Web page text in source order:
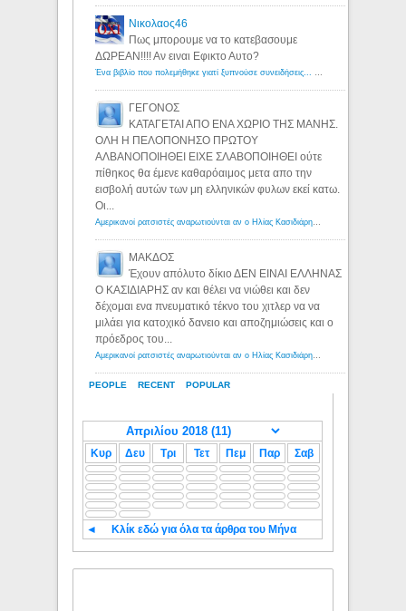
PEOPLE RECENT POPULAR
Νικολαος46
Πως μπορουμε να το κατεβασουμε
ΔΩΡΕΑΝ!!!! Αν ειναι Εφικτο Αυτο?
Ένα βιβλίο που πολεμήθηκε γιατί ξυπνούσε συνειδήσεις... - Λόγιος Ερμής | Η γνώση ξεκινάει με την αναζήτηση...
ΓΕΓΟΝΟΣ
ΚΑΤΑΓΕΤΑΙ ΑΠΟ ΕΝΑ ΧΩΡΙΟ ΤΗΣ ΜΑΝΗΣ.
ΟΛΗ Η ΠΕΛΟΠΟΝΗΣΟ ΠΡΩΤΟΥ
ΑΛΒΑΝΟΠΟΙΗΘΕΙ ΕΙΧΕ ΣΛΑΒΟΠΟΙΗΘΕΙ ούτε
πίθηκος θα έμενε καθαρόαιμος μετα απο την
εισβολή αυτών των μη ελληνικών φυλων εκεί κατω.
Οι...
Αμερικανοί ρατσιστές αναρωτιούνται αν ο Ηλίας Κασιδιάρης ανήκει στη λευκή φυλή... - Λόγιος Ερμής
ΜΑΚΔΟΣ
Έχουν απόλυτο δίκιο ΔΕΝ ΕΙΝΑΙ ΕΛΛΗΝΑΣ
Ο ΚΑΣΙΔΙΑΡΗΣ αν και θέλει να νιώθει και δεν
δέχομαι ενα πνευματικό τέκνο του χιτλερ να να
μιλάει για κατοχικό δανειο και αποζημιώσεις και ο
πρόεδρος του...
Αμερικανοί ρατσιστές αναρωτιούνται αν ο Ηλίας Κασιδιάρης ανήκει στη λευκή φυλή... - Λόγιος Ερμής
Κυρ Δευ Τρι Τετ Πεμ Παρ Σαβ
◄ Κλίκ εδώ για όλα τα άρθρα του Μήνα